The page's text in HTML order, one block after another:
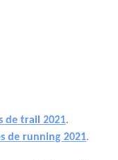
de trail 2021.
de running 2021.